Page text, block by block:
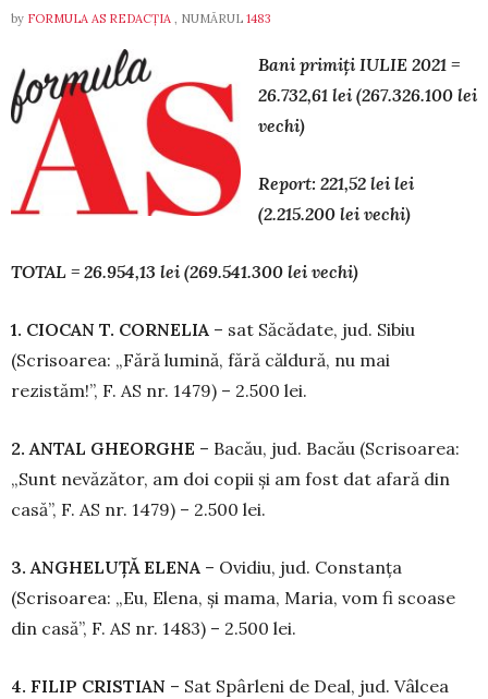
by FORMULA AS REDACȚIA , NUMĂRUL 1483
Bani primiți IULIE 2021 =
26.732,61 lei (267.326.100 lei
vechi)
Report: 221,52 lei lei
(2.215.200 lei vechi)
TOTAL = 26.954,13 lei (269.541.300 lei vechi)
1. CIOCAN T. CORNELIA – sat Săcă­da­te, jud. Sibiu
(Scrisoarea: „Fără lumină, fără căl­dură, nu mai
rezistăm!”, F. AS nr. 1479) – 2.500 lei.
2. ANTAL GHEORGHE – Bacău, jud. Bacău (Scrisoarea:
„Sunt nevăzător, am doi copii și am fost dat afară din
casă”, F. AS nr. 1479) – 2.500 lei.
3. ANGHELUȚĂ ELENA – Ovidiu, jud. Cons­tanța
(Scrisoarea: „Eu, Elena, și mama, Ma­ria, vom fi scoase
din casă”, F. AS nr. 1483) – 2.500 lei.
4. FILIP CRISTIAN – Sat Spârleni de Deal, jud. Vâlcea